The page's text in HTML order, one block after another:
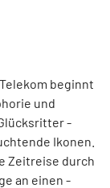
­beginnt
und
Ikonen.
Zeit­reise durch
an ­einen